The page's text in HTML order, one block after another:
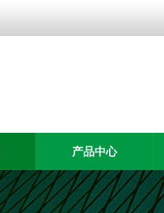
产品中心